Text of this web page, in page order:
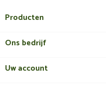
Producten
Ons bedrijf
Uw account